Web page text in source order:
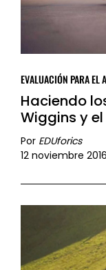
EVALUACIÓN PARA EL
Haciendo
Wiggins y
Por EDUforics
12 noviembre 2016